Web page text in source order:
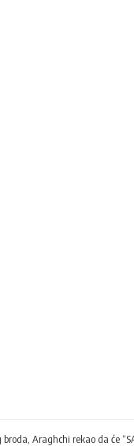
Araghchi rekao da će